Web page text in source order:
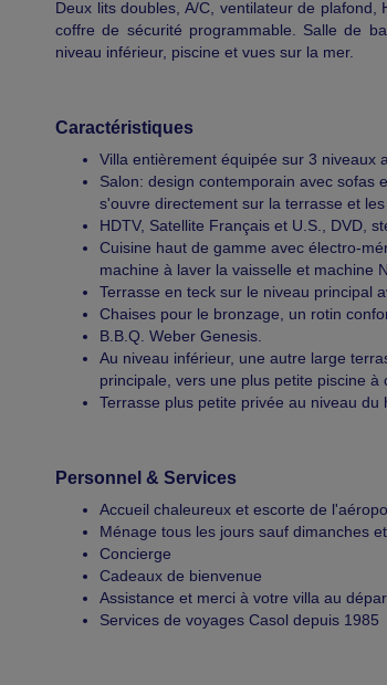
Deux lits doubles, A/C, ventilateur de
coffre de sécurité programmable. Salle de
niveau inférieur, piscine et vues sur la mer.
Caractéristiques
Villa entièrement équipée sur 3 niveaux
Salon: design contemporain avec sofas
s'ouvre directement sur la terrasse et les
HDTV, Satellite Français et U.S., DVD,
Cuisine haut de gamme avec électro-
machine à laver la vaisselle et machine
Terrasse en teck sur le niveau principal
Chaises pour le bronzage, un rotin
B.B.Q. Weber Genesis.
Au niveau inférieur, une autre large
principale, vers une plus petite piscine à
Terrasse plus petite privée au niveau
Personnel & Services
Accueil chaleureux et escorte de
Ménage tous les jours sauf dimanches
Concierge
Cadeaux de bienvenue
Assistance et merci à votre villa au
Services de voyages Casol depuis 1985